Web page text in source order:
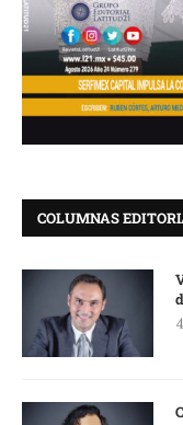
COLUMNAS